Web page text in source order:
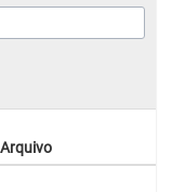
Arquivo